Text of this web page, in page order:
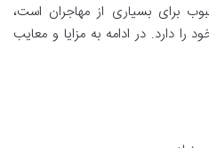
برای بسیاری از مهاجران است،
دارد. در ادامه به مزایا و معایب